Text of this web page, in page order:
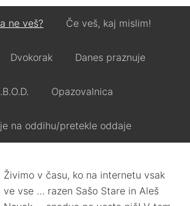
ne veš? Če veš, kaj mislim!
Dvokorak Danes praznuje
Opazovalnica
na oddihu/pretekle oddaje
Živimo v času, ko na internetu vsak
ve vse … razen Sašo Stare in Aleš